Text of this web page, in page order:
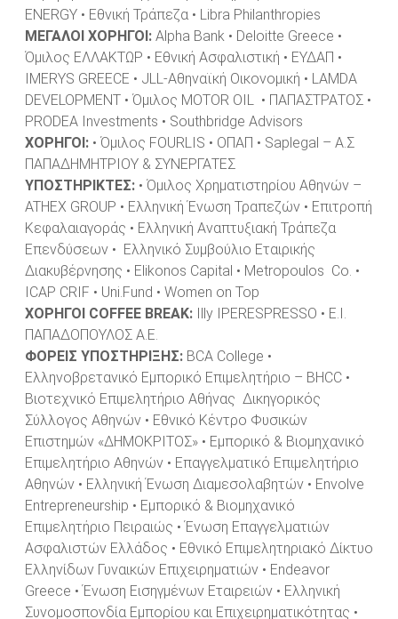
ENERGY • Εθνική Τράπεζα • Libra Philanthropies
ΜΕΓΑΛΟΙ ΧΟΡΗΓΟΙ: Alpha Bank • Deloitte Greece •
Όμιλος ΕΛΛΑΚΤΩΡ • Εθνική Ασφαλιστική • ΕΥΔΑΠ •
IMERYS GREECE • JLL-Αθηναϊκή Οικονομική • LAMDA
DEVELOPMENT • Όμιλος MOTOR OIL • ΠΑΠΑΣΤΡΑΤΟΣ •
PRODEA Investments • Southbridge Advisors
ΧΟΡΗΓΟΙ: • Όμιλος FOURLIS • ΟΠΑΠ • Saplegal – Α.Σ
ΠΑΠΑΔΗΜΗΤΡΙΟΥ & ΣΥΝΕΡΓΑΤΕΣ
ΥΠΟΣΤΗΡΙΚΤΕΣ: • Όμιλος Χρηματιστηρίου Αθηνών –
ATHEX GROUP • Ελληνική Ένωση Τραπεζών • Επιτροπή
Κεφαλαιαγοράς • Ελληνική Αναπτυξιακή Τράπεζα
Επενδύσεων • Ελληνικό Συμβούλιο Εταιρικής
Διακυβέρνησης • Elikonos Capital • Metropoulos Co. •
ICAP CRIF • Uni.Fund • Women on Top
ΧΟΡΗΓΟΙ COFFEE BREAK: Illy IPERESPRESSO • Ε.Ι.
ΠΑΠΑΔΟΠΟΥΛΟΣ Α.Ε.
ΦΟΡΕΙΣ ΥΠΟΣΤΗΡΙΞΗΣ: BCA College •
Ελληνοβρετανικό Εμπορικό Επιμελητήριο – BHCC •
Βιοτεχνικό Επιμελητήριο Αθήνας Δικηγορικός
Σύλλογος Αθηνών • Εθνικό Κέντρο Φυσικών
Επιστημών «ΔΗΜΟΚΡΙΤΟΣ» • Εμπορικό & Βιομηχανικό
Επιμελητήριο Αθηνών • Επαγγελματικό Επιμελητήριο
Αθηνών • Ελληνική Ένωση Διαμεσολαβητών • Envolve
Entrepreneurship • Εμπορικό & Βιομηχανικό
Επιμελητήριο Πειραιώς • Ένωση Επαγγελματιών
Ασφαλιστών Ελλάδος • Εθνικό Επιμελητηριακό Δίκτυο
Ελληνίδων Γυναικών Επιχειρηματιών • Endeavor
Greece • Ένωση Εισηγμένων Εταιρειών • Ελληνική
Συνομοσπονδία Εμπορίου και Επιχειρηματικότητας •